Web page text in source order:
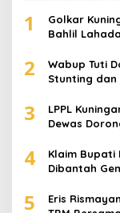
1
Golkar
Bahlil
2
Wabup Tuti
Stunting
3
LPPL
Dewas
4
Klaim Bupati
Dibantah
5
Eris